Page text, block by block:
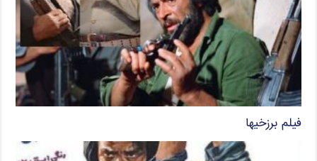
فیلم برزخیها